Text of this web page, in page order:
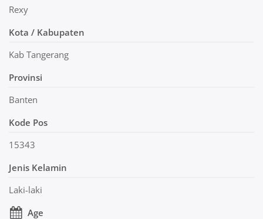
Rexy
Kota / Kabupaten
Kab Tangerang
Provinsi
Banten
Kode Pos
15343
Jenis Kelamin
Laki-laki
Age